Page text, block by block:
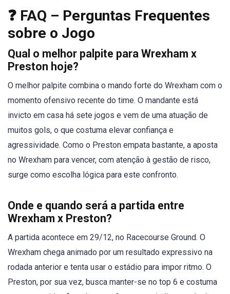
❓ FAQ – Perguntas Frequentes
sobre o Jogo
Qual o melhor palpite para Wrexham x
Preston hoje?
O melhor palpite combina o mando forte do Wrexham com o
momento ofensivo recente do time. O mandante está
invicto em casa há sete jogos e vem de uma atuação de
muitos gols, o que costuma elevar confiança e
agressividade. Como o Preston empata bastante, a aposta
no Wrexham para vencer, com atenção à gestão de risco,
surge como escolha lógica para este confronto.
Onde e quando será a partida entre
Wrexham x Preston?
A partida acontece em 29/12, no Racecourse Ground. O
Wrexham chega animado por um resultado expressivo na
rodada anterior e tenta usar o estádio para impor ritmo. O
Preston, por sua vez, busca manter-se no top 6 e costuma